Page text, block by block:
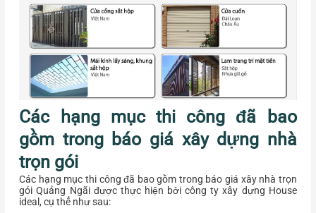
Các hạng mục thi công đã bao
gồm trong báo giá xây dựng nhà
trọn gói
Các hạng mục thi công đã bao gồm trong báo giá xây nhà trọn
gói Quảng Ngãi được thực hiện bởi công ty xây dựng House
ideal, cụ thể như sau: